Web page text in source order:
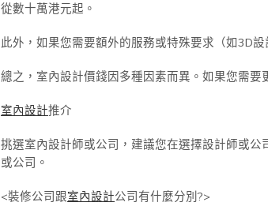
從數十萬港元起。
此外，如果您需要額外的服務或特殊要求（如3D
總之，室內設計價錢因多種因素而異。如果您需
室內設計推介
挑選室內設計師或公司，建議您在選擇設計師或
或公司。
<裝修公司跟室內設計公司有什麼分別?>